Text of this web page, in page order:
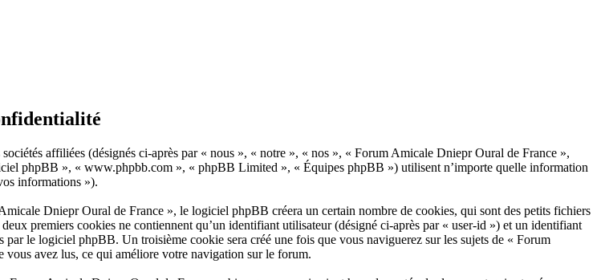
affiliées (désignés ci-après par « nous », « notre », « nos », « Forum Amicale Dniepr Oural de France »,
phpBB », « www.phpbb.com », « phpBB Limited », « Équipes phpBB ») utilisent n’importe quelle information
informations »).
Dniepr Oural de France », le logiciel phpBB créera un certain nombre de cookies, qui sont des petits fichiers
premiers cookies ne contiennent qu’un identifiant utilisateur (désigné ci-après par « user-id ») et un identifiant
le logiciel phpBB. Un troisième cookie sera créé une fois que vous naviguerez sur les sujets de « Forum
avez lus, ce qui améliore votre navigation sur le forum.